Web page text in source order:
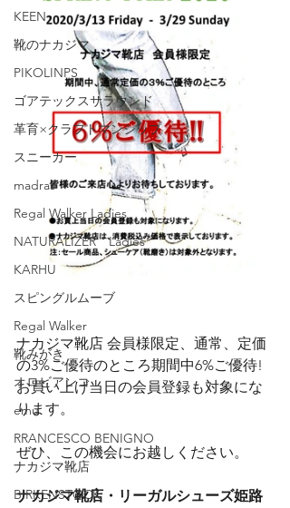
KEEN
靴のナカジマ
PIKOLINPS
ゴアテックスサラウンド
革育×クラフトマンシップ
スニーカー
madras
Regal Walker Ladies
NATURALIZER Ladies
KARHU
スピングルムーブ
Regal Walker
靴みがき
オロビアンコ
emu
RRANCESCO BENIGNO
ナカジマ靴店
BIRKENSTOCK
ナカジマ靴店 会員様限定、通常、定価
の3%ご優待のところ期間中6%ご優待!
お買い上げ当日の会員登録も対象にな
ります。
ぜひ、この機会にお越しください。
ナカジマ靴店・リーガルシューズ姫路